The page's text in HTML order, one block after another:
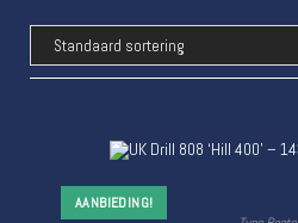
AANBIEDING!